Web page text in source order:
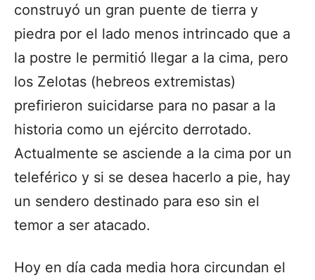
construyó un gran puente de tierra y
piedra por el lado menos intrincado que a
la postre le permitió llegar a la cima, pero
los Zelotas (hebreos extremistas)
prefirieron suicidarse para no pasar a la
historia como un ejército derrotado.
Actualmente se asciende a la cima por un
teleférico y si se desea hacerlo a pie, hay
un sendero destinado para eso sin el
temor a ser atacado.
Hoy en día cada media hora circundan el